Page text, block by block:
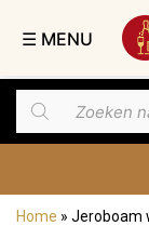
☰ MENU
Home » Jeroboam